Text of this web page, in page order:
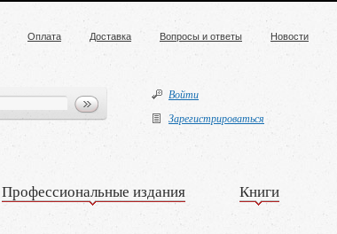
Оплата Доставка Вопросы и ответы Новости
Войти
Зарегистрироваться
Профессиональные издания Книги